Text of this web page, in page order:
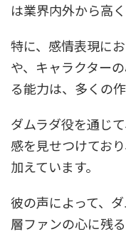
は業界内外から高
特に、感情表現に
や、キャラクター
る能力は、多くの
ダムラダ役を通じ
感を見せつけてお
加えています。
彼の声によって、
層ファンの心に残